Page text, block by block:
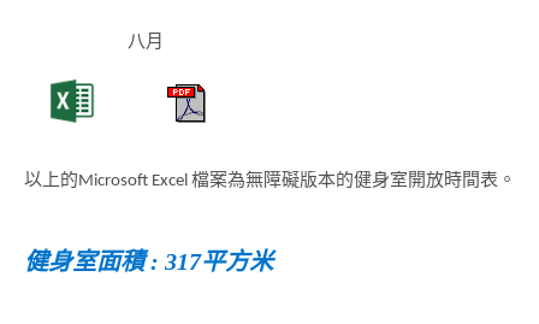
八月
以上的Microsoft Excel 檔案為無障礙版本的健身室開放時間表。
健身室面積 : 317平方米